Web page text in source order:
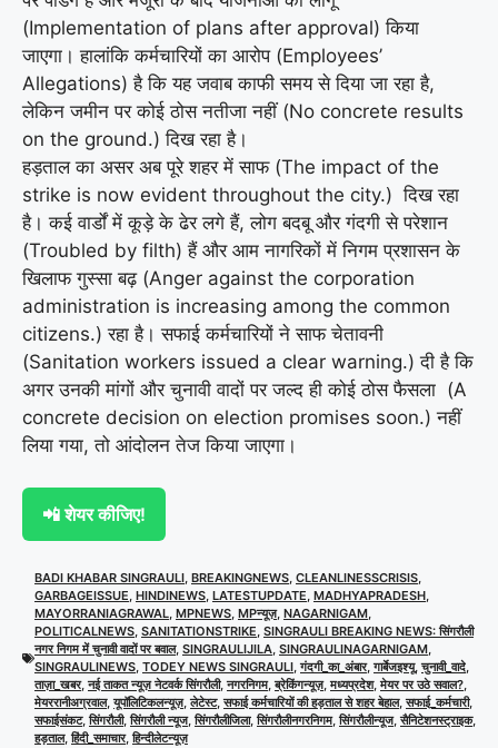
(Implementation of plans after approval) किया
जाएगा। हालांकि कर्मचारियों का आरोप (Employees’
Allegations) है कि यह जवाब काफी समय से दिया जा रहा है,
लेकिन जमीन पर कोई ठोस नतीजा नहीं (No concrete results
on the ground.) दिख रहा है।
हड़ताल का असर अब पूरे शहर में साफ (The impact of the
strike is now evident throughout the city.) दिख रहा
है। कई वार्डों में कूड़े के ढेर लगे हैं, लोग बदबू और गंदगी से परेशान
(Troubled by filth) हैं और आम नागरिकों में निगम प्रशासन के
खिलाफ गुस्सा बढ़ (Anger against the corporation
administration is increasing among the common
citizens.) रहा है। सफाई कर्मचारियों ने साफ चेतावनी
(Sanitation workers issued a clear warning.) दी है कि
अगर उनकी मांगों और चुनावी वादों पर जल्द ही कोई ठोस फैसला (A
concrete decision on election promises soon.) नहीं
लिया गया, तो आंदोलन तेज किया जाएगा।
📲 शेयर कीजिए!
BADI KHABAR SINGRAULI, BREAKINGNEWS, CLEANLINESSCRISIS,
GARBAGEISSUE, HINDINEWS, LATESTUPDATE, MADHYAPRADESH,
MAYORRANIAGRAWAL, MPNEWS, MPन्यूज़, NAGARNIGAM,
POLITICALNEWS, SANITATIONSTRIKE, SINGRAULI BREAKING NEWS: सिंगरौली
नगर निगम में चुनावी वादों पर बवाल, SINGRAULIJILA, SINGRAULINAGARNIGAM,
SINGRAULINEWS, TODEY NEWS SINGRAULI,गंदगी_का_अंबार,गार्बेजइश्यू,चुनावी_वादे,
ताज़ा_खबर,नई ताकत न्यूज़ नेटवर्क सिंगरौली,नगरनिगम,ब्रेकिंगन्यूज़,मध्यप्रदेश,मेयर पर उठे सवाल?,
मेयररानीअग्रवाल,यूपॉलिटिकलन्यूज़,लेटेस्ट,सफाई कर्मचारियों की हड़ताल से शहर बेहाल,सफाई_कर्मचारी,
सफाईसंकट,सिंगरौली,सिंगरौली न्यूज,सिंगरौलीजिला,सिंगरौलीनगरनिगम,सिंगरौलीन्यूज,सैनिटेशनस्ट्राइक,
हड़ताल,हिंदी_समाचार,हिन्दीलेटन्यूज़